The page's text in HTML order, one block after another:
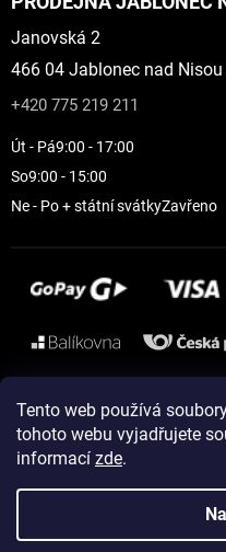
Tento web používá
tohoto webu vyjadřujete
informací zde.
Janovská 2
466 04 Jablonec nad Nisou
+420 775 219 211
Út - Pá9:00 - 17:00
So9:00 - 15:00
Ne - Po + státní svátkyZavřeno
Instagram